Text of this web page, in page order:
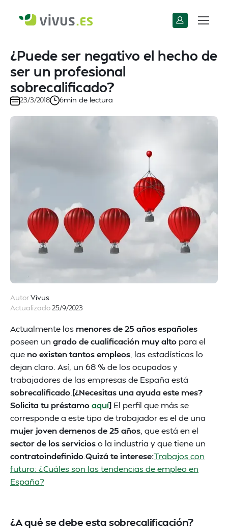
¿Puede ser negativo el hecho de
ser un profesional
sobrecalificado?
23/3/2018 6min de lectura
AutorVivus
Actualizado25/9/2023
Actualmente los menores de 25 años españoles
poseen un grado de cualificación muy alto para el
que no existen tantos empleos , las estadísticas lo
dejan claro. Así, un 68 % de los ocupados y
trabajadores de las empresas de España está
sobrecalificado [¿Necesitas una ayuda este mes?
Solicita tu préstamoaquí] El perfil que más se
corresponde a este tipo de trabajador es el de una
mujer joven demenos de 25 años , que está en el
sector de los servicioso la industria y que tiene un
contratoindefinidoQuizá te interese:Trabajos con
futuro: ¿Cuáles son las tendencias de empleo en
España?
¿A qué se debe esta sobrecalificación?